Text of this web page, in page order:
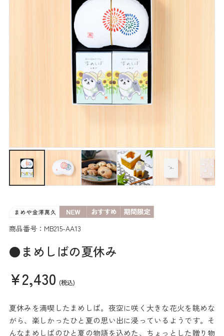
商品番号：MB215-AA13
●まめしばの夏休み
¥2,430 (税込)
夏休みを満喫したまめしば。夜空に咲く大きな花火を眺めな
がら、楽しかったひと夏の思い出に浸っているようです。そ
んなまめしばのひと夏の物語を込めた、ちょっとした贈り物